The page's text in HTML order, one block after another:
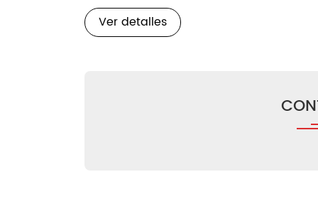
Ver detalles